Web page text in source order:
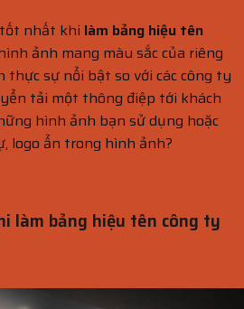
nhất khi làm bảng hiệu tên
ảnh mang màu sắc của riêng
thực sự nổi bật so với các công ty
tải một thông điệp tới khách
hình ảnh bạn sử dụng hoặc
logo ẩn trong hình ảnh?
làm bảng hiệu tên công ty